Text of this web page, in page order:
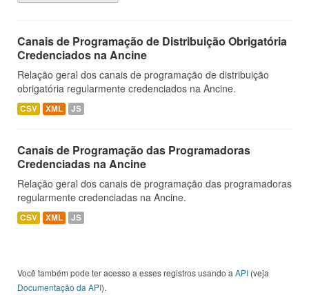
Canais de Programação de Distribuição Obrigatória
Credenciados na Ancine
Relação geral dos canais de programação de distribuição
obrigatória regularmente credenciados na Ancine.
CSV XML JS
Canais de Programação das Programadoras
Credenciadas na Ancine
Relação geral dos canais de programação das programadoras
regularmente credenciadas na Ancine.
CSV XML JS
Você também pode ter acesso a esses registros usando a API (veja
Documentação da API).